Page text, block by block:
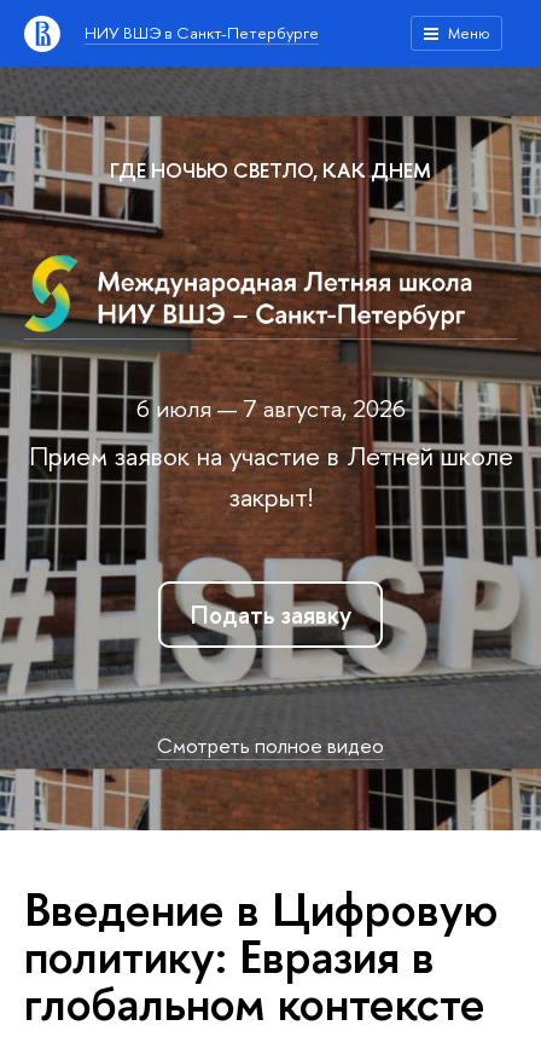
НИУ ВШЭ в Санкт-Петербурге Меню
ГДЕ НОЧЬЮ СВЕТЛО, КАК ДНЕМ
6 июля — 7 августа, 2026
Прием заявок на участие в Летней школе
закрыт!
Подать заявку
Смотреть полное видео
Введение в Цифровую
политику: Евразия в
глобальном контексте